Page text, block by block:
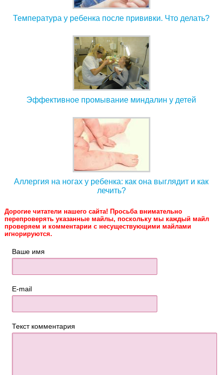
Температура у ребенка после прививки. Что делать?
Эффективное промывание миндалин у детей
Аллергия на ногах у ребенка: как она выглядит и как
лечить?
Дорогие читатели нашего сайта! Просьба внимательно
перепроверять указанные майлы, поскольку мы каждый майл
проверяем и комментарии с несуществующими майлами
игнорируются.
Ваше имя
E-mail
Текст комментария